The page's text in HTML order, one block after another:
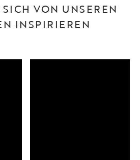
VON UNSEREN
INSPIRIEREN